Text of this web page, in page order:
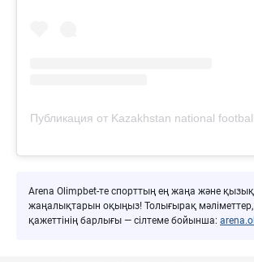
Arena Olimpbet-те спорттың ең жаңа және
жаңалықтарын оқыңыз! Толығырақ
қажеттінің барлығы — сілтеме бойынша: